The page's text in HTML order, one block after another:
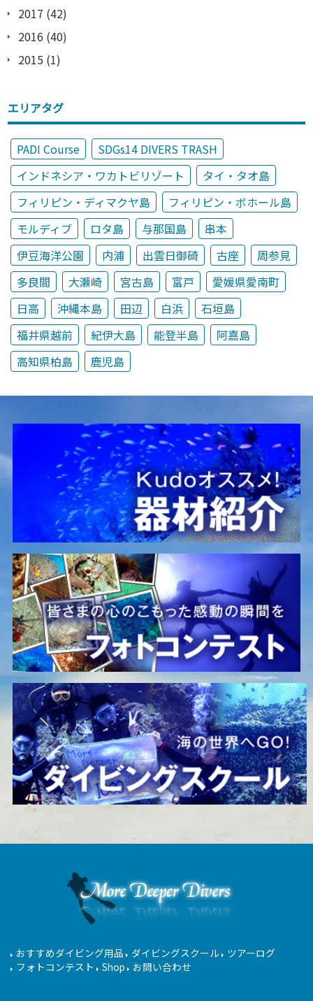
2017 (42)
2016 (40)
2015 (1)
エリアタグ
PADI Course
SDGs14 DIVERS TRASH
インドネシア・ワカトビリゾート
タイ・タオ島
フィリピン・ディマクヤ島
フィリピン・ボホール島
モルディブ
ロタ島 与那国島
串本
伊豆海洋公園
内浦 出雲日御碕 古座
周参見
多良間
大瀬崎 宮古島 富戸
愛媛県愛南町
日高
沖縄本島 田辺 白浜
石垣島
福井県越前
紀伊大島 能登半島
阿嘉島
高知県柏島
鹿児島
おすすめダイビング用品 ダイビングスクール ツアーログ
フォトコンテスト
Shop お問い合わせ